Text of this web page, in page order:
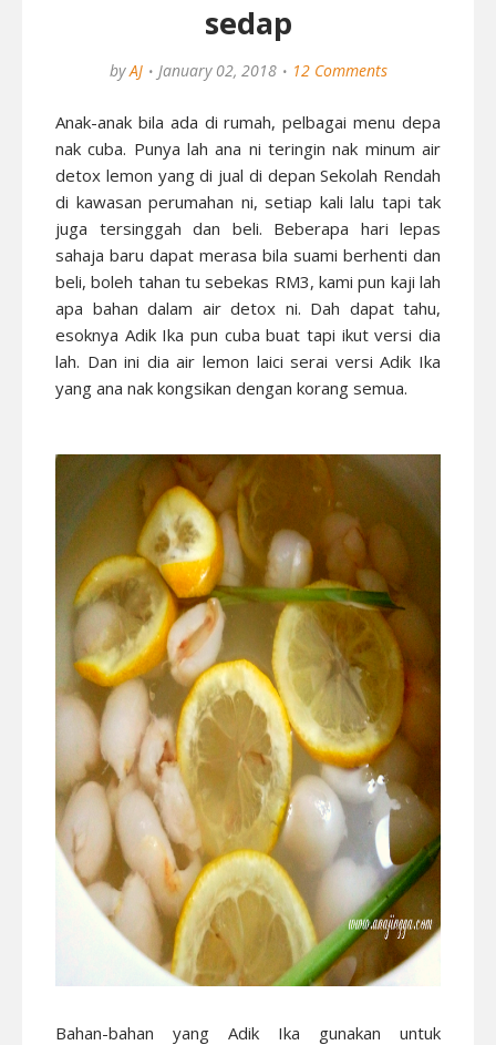
sedap
by AJ January 02, 2018 12 Comments
Anak-anak bila ada di rumah, pelbagai menu depa
nak cuba. Punya lah ana ni teringin nak minum air
detox lemon yang di jual di depan Sekolah Rendah
di kawasan perumahan ni, setiap kali lalu tapi tak
juga tersinggah dan beli. Beberapa hari lepas
sahaja baru dapat merasa bila suami berhenti dan
beli, boleh tahan tu sebekas RM3, kami pun kaji lah
apa bahan dalam air detox ni. Dah dapat tahu,
esoknya Adik Ika pun cuba buat tapi ikut versi dia
lah. Dan ini dia air lemon laici serai versi Adik Ika
yang ana nak kongsikan dengan korang semua.
Bahan-bahan yang Adik Ika gunakan untuk